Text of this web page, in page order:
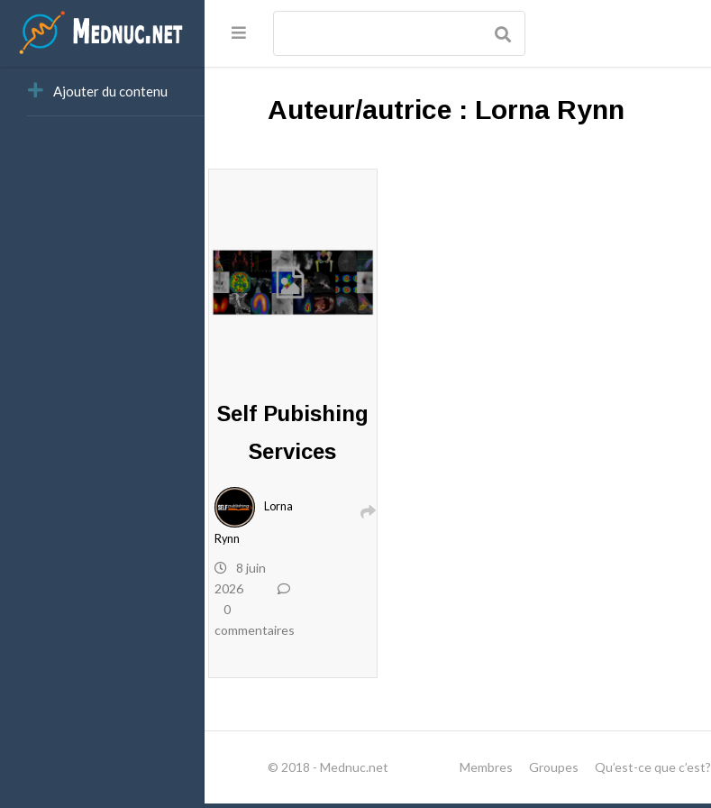
Ajouter du contenu
Auteur/autrice : Lorna Rynn
Self Pubishing
Services
Lorna
Rynn
8 juin
2026
0
commentaires
© 2018 - Mednuc.net Membres Groupes Qu’est-ce que c’est?